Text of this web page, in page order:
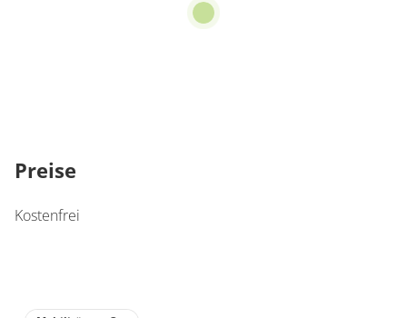
Preise
Kostenfrei